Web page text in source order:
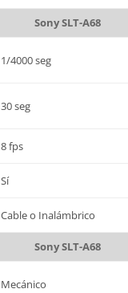
Sony SLT-A68
1/4000 seg
30 seg
8 fps
Sí
Cable o Inalámbrico
Sony SLT-A68
Mecánico